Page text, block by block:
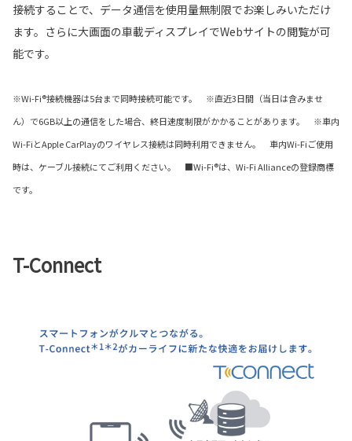
接続することで、データ通信を使用量無制限でお楽しみいただけ
ます。さらに大画面の車載ディスプレイでWebサイトの閲覧が可
能です。
※Wi-Fi®接続機器は5台まで同時接続可能です。 ※直近3日間（当日は含みませ
ん）で6GB以上の通信をした場合、終日速度制限がかかることがあります。 ※車内
Wi-FiとApple CarPlayのワイヤレス接続は同時利用できません。 車内Wi-Fiご使用
時は、ケーブル接続にてご利用ください。 ■Wi-Fi®は、Wi-Fi Allianceの登録商標
です。
T-Connect